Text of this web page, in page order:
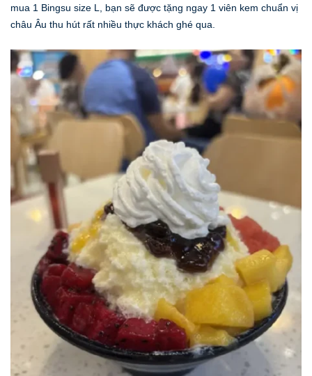
mua 1 Bingsu size L, bạn sẽ được tặng ngay 1 viên kem chuẩn vị
châu Âu thu hút rất nhiều thực khách ghé qua.